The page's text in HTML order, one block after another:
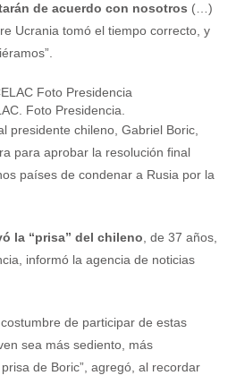
de acuerdo con nosotros (…)
Ucrania tomó el tiempo correcto, y
Foto Presidencia.
presidente chileno, Gabriel Boric,
para aprobar la resolución final
países de condenar a Rusia por la
la “prisa” del chileno, de 37 años,
informó la agencia de noticias
de participar de estas
sea más sediento, más
de Boric”, agregó, al recordar